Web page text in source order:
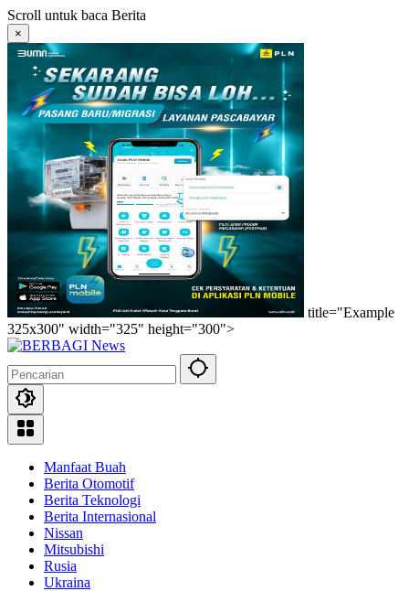
Langsung
ke
konten
Scroll untuk baca Berita
×
title="Example
325x300" width="325" height="300">
Manfaat Buah
Berita Otomotif
Berita Teknologi
Berita Internasional
Nissan
Mitsubishi
Rusia
Ukraina